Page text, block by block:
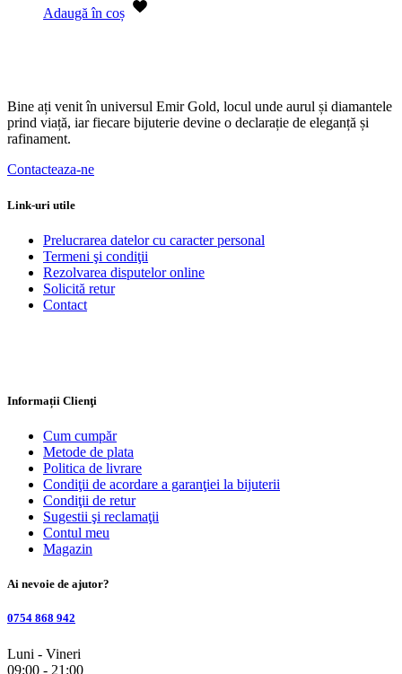
Adaugă în coș
Bine ați venit în universul Emir Gold, locul unde aurul și diamantele
prind viață, iar fiecare bijuterie devine o declarație de eleganță și
rafinament.
Contacteaza-ne
Link-uri utile
Prelucrarea datelor cu caracter personal
Termeni şi condiţii
Rezolvarea disputelor online
Solicită retur
Contact
Informații Clienţi
Cum cumpăr
Metode de plata
Politica de livrare
Condiţii de acordare a garanţiei la bijuterii
Condiţii de retur
Sugestii şi reclamaţii
Contul meu
Magazin
Ai nevoie de ajutor?
0754 868 942
Luni - Vineri
09:00 - 21:00